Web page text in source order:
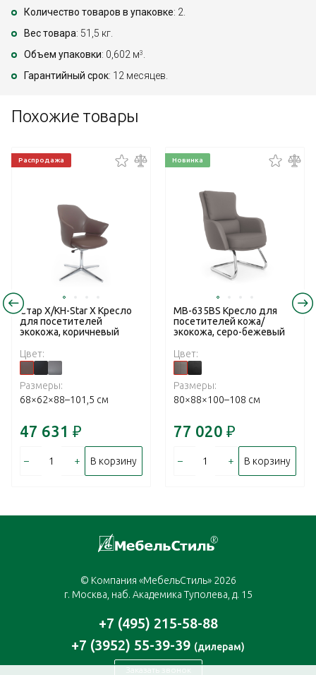
Количество товаров в упаковке: 2.
Вес товара: 51,5 кг.
Объем упаковки: 0,602 м3
Гарантийный срок: 12 месяцев.
Похожие товары
Распродажа
Стар Х/KH-Star X Кресло
для посетителей
экокожа, коричневый
Цвет:
Размеры:
68×62×88–101,5 см
47 631 ₽
– + В корзину
Новинка
MB-635BS Кресло для
посетителей кожа/
экокожа, серо-бежевый
Цвет:
Размеры:
80×88×100–108 см
77 020 ₽
– + В корзину
© Компания «МебельСтиль» 2026
г. Москва, наб. Академика Туполева, д. 15
+7 (495) 215-58-88
+7 (3952) 55-39-39 (дилерам)
Заказать звонок